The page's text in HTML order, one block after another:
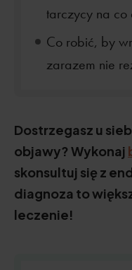
tarczycy na co
Co robić, by
zarazem nie
Dostrzegasz u
objawy? Wykonaj
skonsultuj się z
diagnoza to
leczenie!